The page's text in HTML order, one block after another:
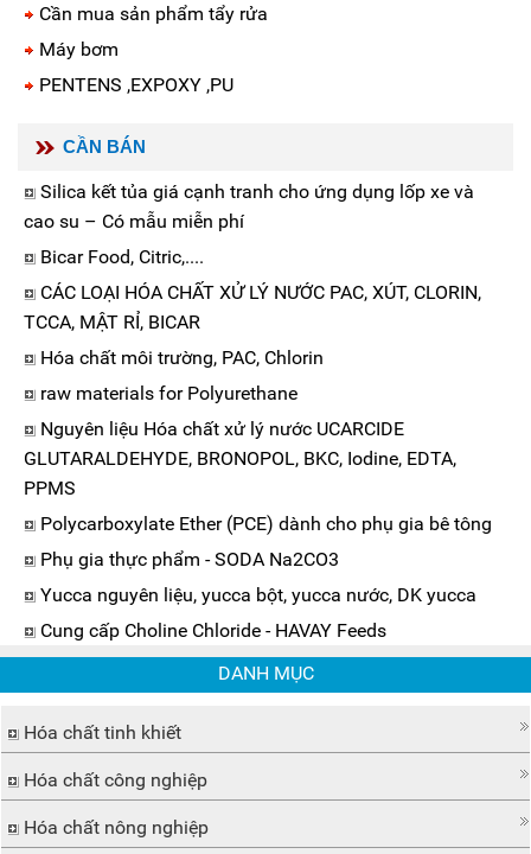
Cần mua sản phẩm tẩy rửa
Máy bơm
PENTENS ,EXPOXY ,PU
CẦN BÁN
Silica kết tủa giá cạnh tranh cho ứng dụng lốp xe và
cao su – Có mẫu miễn phí
Bicar Food, Citric,....
CÁC LOẠI HÓA CHẤT XỬ LÝ NƯỚC PAC, XÚT, CLORIN,
TCCA, MẬT RỈ, BICAR
Hóa chất môi trường, PAC, Chlorin
raw materials for Polyurethane
Nguyên liệu Hóa chất xử lý nước UCARCIDE
GLUTARALDEHYDE, BRONOPOL, BKC, Iodine, EDTA,
PPMS
Polycarboxylate Ether (PCE) dành cho phụ gia bê tông
Phụ gia thực phẩm - SODA Na2CO3
Yucca nguyên liệu, yucca bột, yucca nước, DK yucca
Cung cấp Choline Chloride - HAVAY Feeds
DANH MỤC
Hóa chất tinh khiết
Hóa chất công nghiệp
Hóa chất nông nghiệp